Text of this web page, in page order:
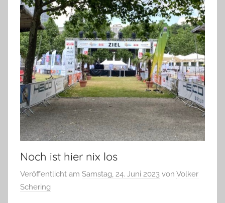
Noch ist hier nix los
Veröffentlicht am Samstag, 24. Juni 2023 von Volker
Schering